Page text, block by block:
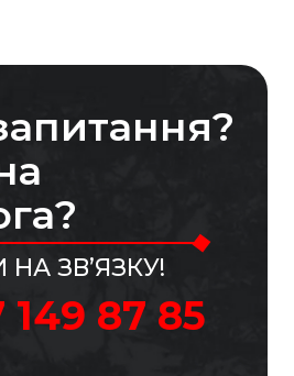
ЗВ’ЯЗКУ!
149 87 85